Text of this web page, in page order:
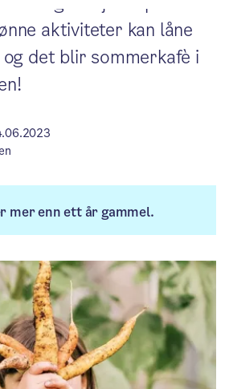
aktiviteter kan låne
det blir sommerkafè i
mer enn ett år gammel.